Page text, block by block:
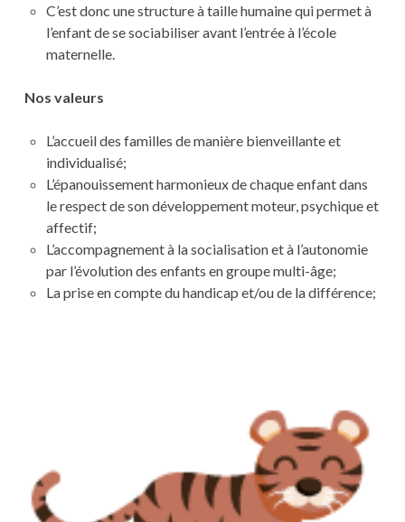
C’est donc une structure à taille humaine qui permet à
l’enfant de se sociabiliser avant l’entrée à l’école
maternelle.
Nos valeurs
L’accueil des familles de manière bienveillante et
individualisé;
L’épanouissement harmonieux de chaque enfant dans
le respect de son développement moteur, psychique et
affectif;
L’accompagnement à la socialisation et à l’autonomie
par l’évolution des enfants en groupe multi-âge;
La prise en compte du handicap et/ou de la différence;